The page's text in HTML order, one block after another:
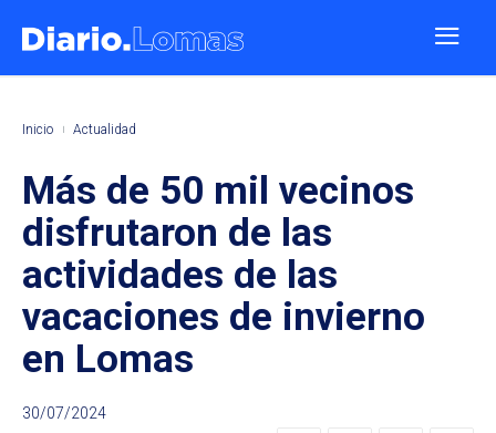
Inicio Actualidad
Más de 50 mil vecinos
disfrutaron de las
actividades de las
vacaciones de invierno
en Lomas
30/07/2024